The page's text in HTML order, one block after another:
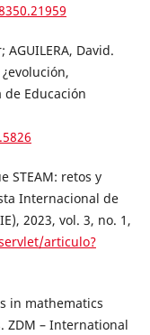
AGUILERA, David.
de Educación
STEAM: retos y
Internacional de
2023, vol. 3, no. 1,
articulo?
in mathematics
ZDM – International